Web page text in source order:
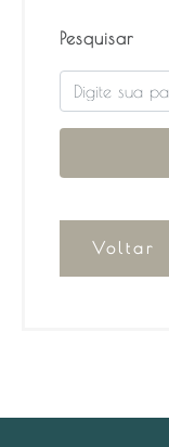
Pesquisar
Voltar